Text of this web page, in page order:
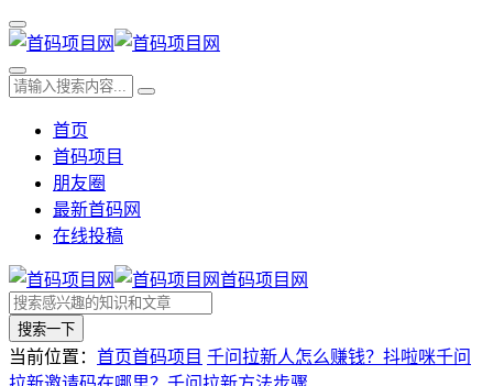
首页
首码项目
朋友圈
最新首码网
在线投稿
首码项目网
搜索一下
当前位置： 首页首码项目 千问拉新人怎么赚钱？抖啦咪千问